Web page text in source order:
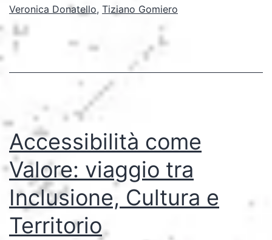
il
inclusione
Veronica Donatello, Tiziano Gomiero
Accessibilità come
Valore: viaggio tra
Inclusione, Cultura e
Territorio